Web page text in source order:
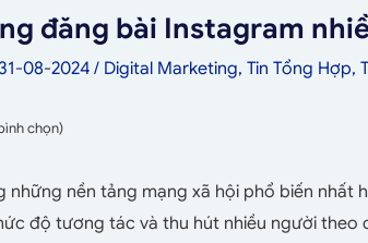
đăng bài Instagram
08-2024 / Digital Marketing, Tin Tổng Hợp,
chọn)
nền tảng mạng xã hội phổ biến nhất
độ tương tác và thu hút nhiều người theo